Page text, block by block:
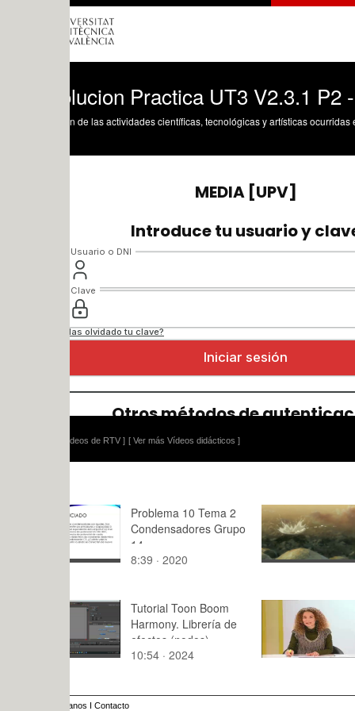
Practica UT3 V2.3.1 P2 - Final
de las actividades científicas, tecnológicas y artísticas ocurridas en los tres
[ Ver más Vídeos didácticos ]
Problema 10 Tema 2
Condensadores Grupo
14
8:39 · 2020
Práctica
y acción
mimética)
1:40 · 2015
Tutorial Toon Boom
Harmony. Librería de
efectos (nodos)
10:54 · 2024
Congreso
17:49 ·